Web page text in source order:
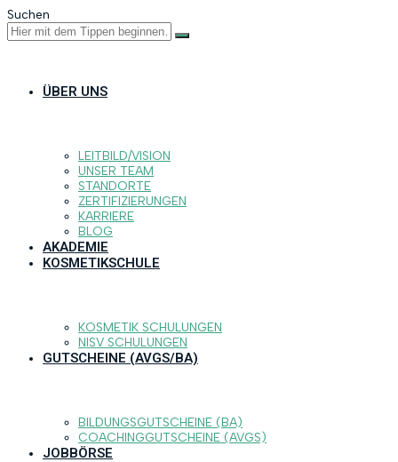
Suchen
ÜBER UNS
LEITBILD/VISION
UNSER TEAM
STANDORTE
ZERTIFIZIERUNGEN
KARRIERE
BLOG
AKADEMIE
KOSMETIKSCHULE
KOSMETIK SCHULUNGEN
NISV SCHULUNGEN
GUTSCHEINE (AVGS/BA)
BILDUNGSGUTSCHEINE (BA)
COACHINGGUTSCHEINE (AVGS)
JOBBÖRSE